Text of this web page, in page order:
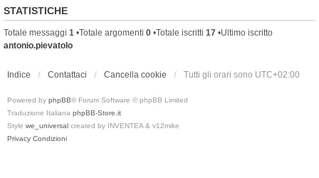
STATISTICHE
Totale messaggi 1 •Totale argomenti 0 •Totale iscritti 17 •Ultimo iscritto
antonio.pievatolo
Indice Contattaci Cancella cookie Tutti gli orari sono UTC+02:00
Powered by phpBB® Forum Software © phpBB Limited
Traduzione Italiana phpBB-Store.it
Style we_universal created by INVENTEA & v12mike
Privacy Condizioni